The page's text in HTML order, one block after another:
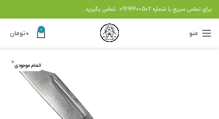
برای تماس سریع با شماره 09196600502 تماس بگیرید
منو 0 ۰تومان
اتمام موجودی